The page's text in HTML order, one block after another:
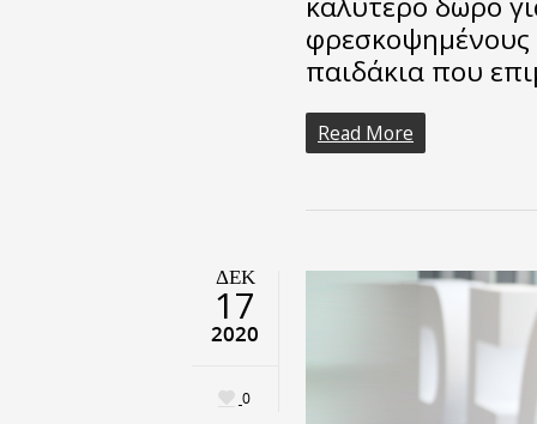
φρεσκοψημένους
παιδάκια που
Read More
ΔΕΚ
17
2020
0